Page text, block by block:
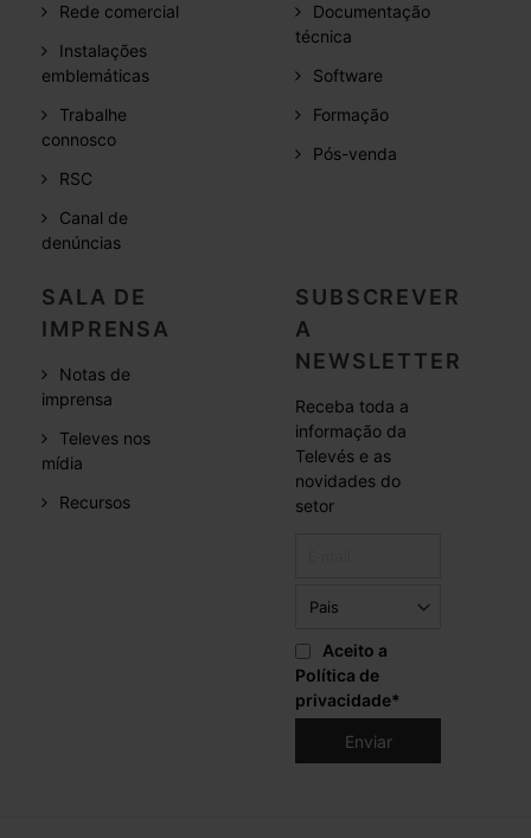
Rede comercial
Instalações
emblemáticas
Trabalhe
connosco
RSC
Canal de
denúncias
Documentação
técnica
Software
Formação
Pós-venda
SALA DE
IMPRENSA
Notas de
imprensa
Televes nos
mídia
Recursos
SUBSCREVER
A
NEWSLETTER
Receba toda a
informação da
Televés e as
novidades do
setor
Aceito a
Política de
privacidade*